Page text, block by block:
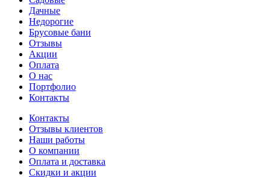
Дачные
Недорогие
Брусовые бани
Отзывы
Акции
Оплата
О нас
Портфолио
Контакты
Контакты
Отзывы клиентов
Наши работы
О компании
Оплата и доставка
Скидки и акции